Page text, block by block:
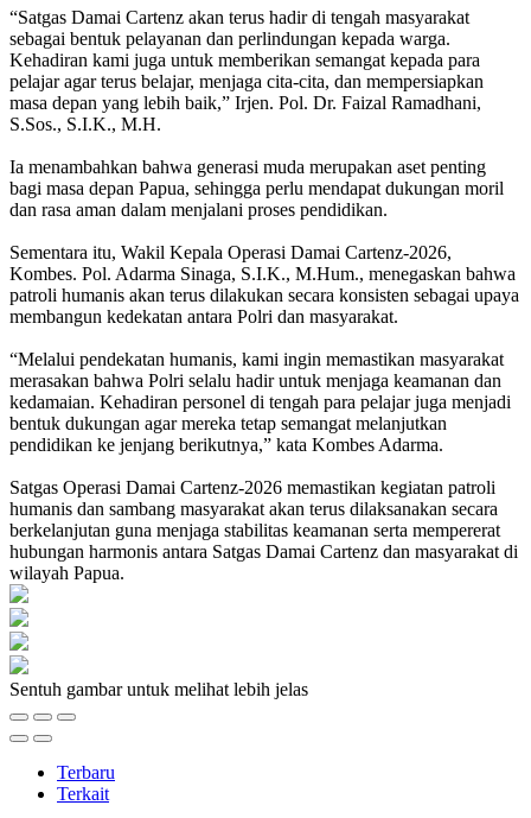
“Satgas Damai Cartenz akan terus hadir di tengah masyarakat
sebagai bentuk pelayanan dan perlindungan kepada warga.
Kehadiran kami juga untuk memberikan semangat kepada para
pelajar agar terus belajar, menjaga cita-cita, dan mempersiapkan
masa depan yang lebih baik,” Irjen. Pol. Dr. Faizal Ramadhani,
S.Sos., S.I.K., M.H.
Ia menambahkan bahwa generasi muda merupakan aset penting
bagi masa depan Papua, sehingga perlu mendapat dukungan moril
dan rasa aman dalam menjalani proses pendidikan.
Sementara itu, Wakil Kepala Operasi Damai Cartenz-2026,
Kombes. Pol. Adarma Sinaga, S.I.K., M.Hum., menegaskan bahwa
patroli humanis akan terus dilakukan secara konsisten sebagai upaya
membangun kedekatan antara Polri dan masyarakat.
“Melalui pendekatan humanis, kami ingin memastikan masyarakat
merasakan bahwa Polri selalu hadir untuk menjaga keamanan dan
kedamaian. Kehadiran personel di tengah para pelajar juga menjadi
bentuk dukungan agar mereka tetap semangat melanjutkan
pendidikan ke jenjang berikutnya,” kata Kombes Adarma.
Satgas Operasi Damai Cartenz-2026 memastikan kegiatan patroli
humanis dan sambang masyarakat akan terus dilaksanakan secara
berkelanjutan guna menjaga stabilitas keamanan serta mempererat
hubungan harmonis antara Satgas Damai Cartenz dan masyarakat di
wilayah Papua.
Sentuh gambar untuk melihat lebih jelas
Terbaru
Terkait